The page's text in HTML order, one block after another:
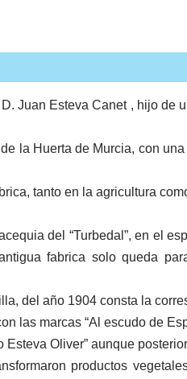
Juan Esteva Canet , hijo de
la Huerta de Murcia, con
tanto en la agricultura
del “Turbedal”, en el
fabrica solo queda
del año 1904 consta la
las marcas “Al escudo de
Oliver” aunque
productos